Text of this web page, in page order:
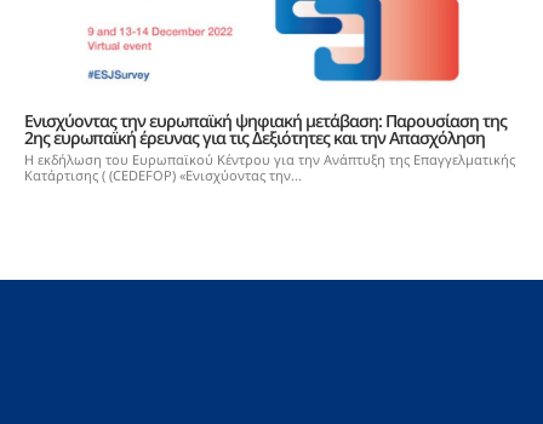
Ενισχύοντας την ευρωπαϊκή ψηφιακή μετάβαση: Παρουσίαση της
2ης ευρωπαϊκή έρευνας για τις Δεξιότητες και την Απασχόληση
Η εκδήλωση του Ευρωπαϊκού Κέντρου για την Ανάπτυξη της Επαγγελματικής
Κατάρτισης ( (CEDEFOP) «Ενισχύοντας την...